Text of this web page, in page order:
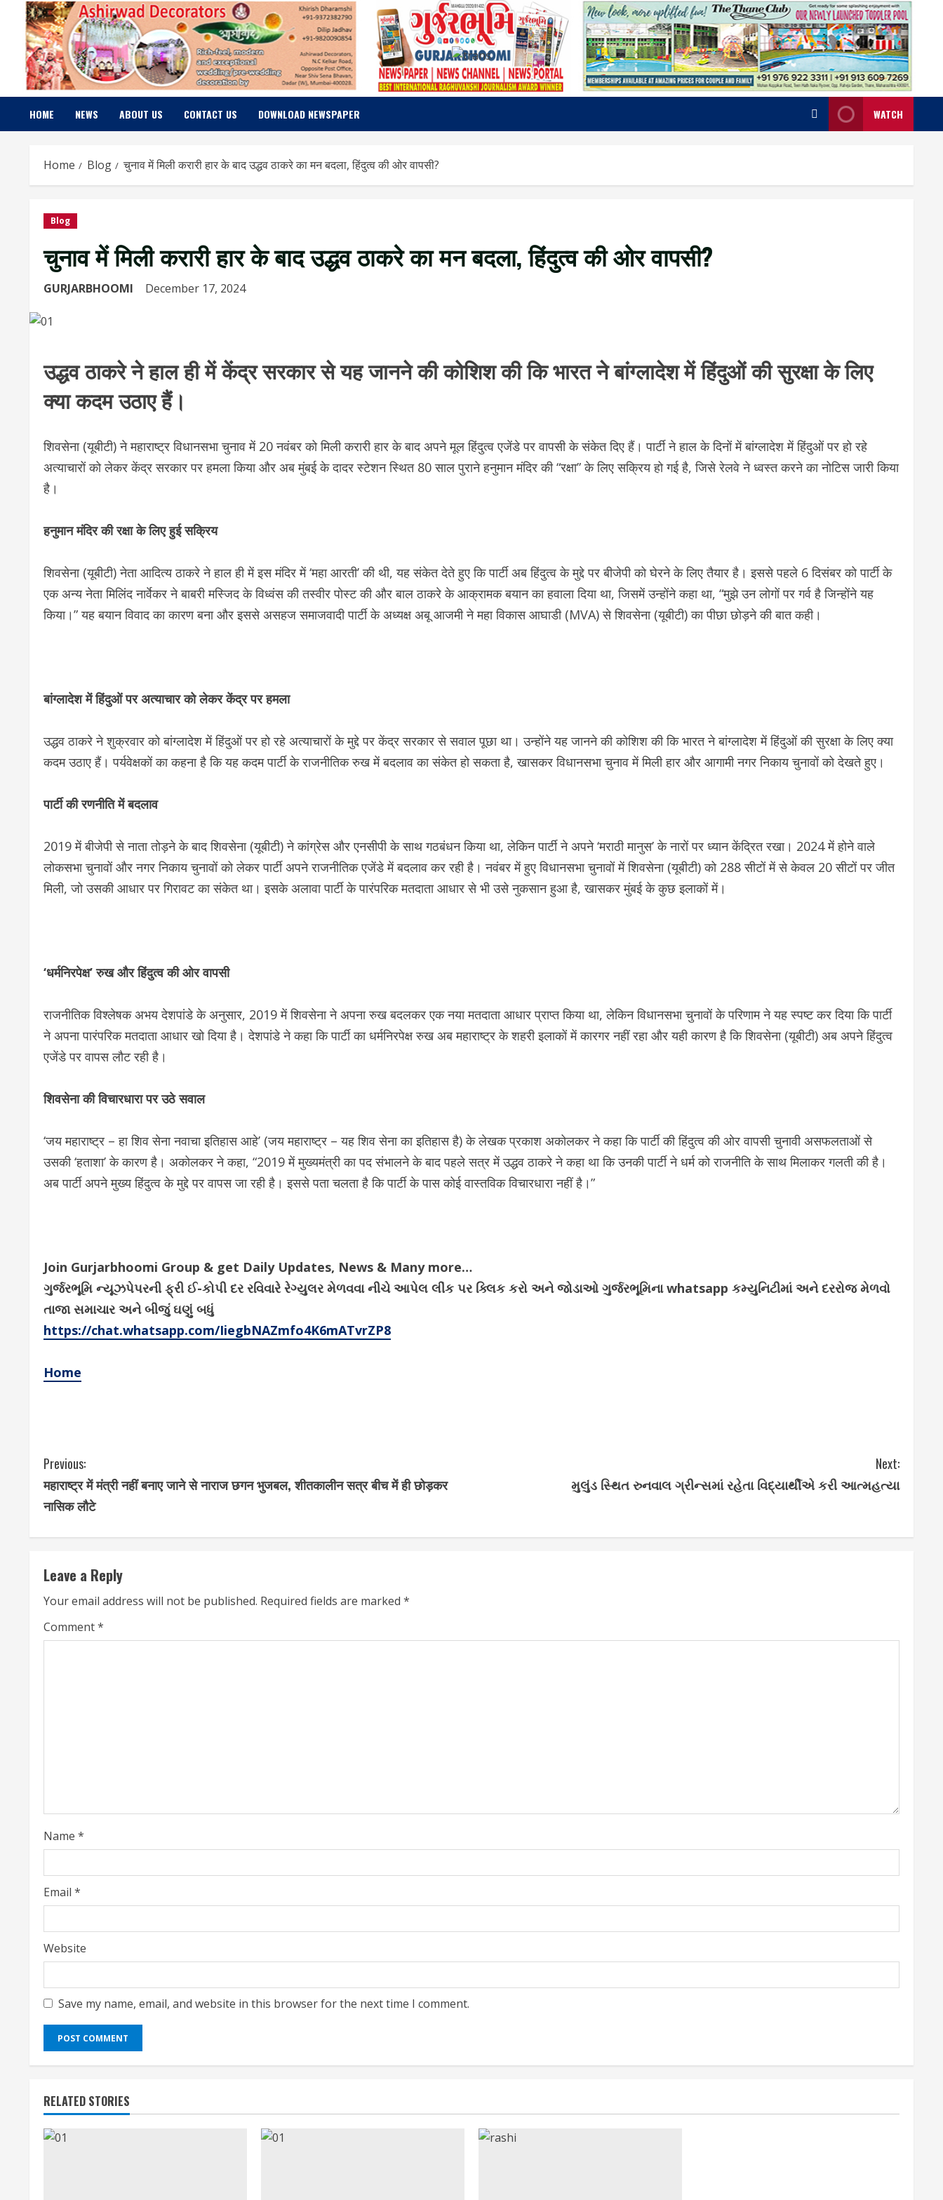
content
HOME NEWS ABOUT US CONTACT US DOWNLOAD NEWSPAPER WATCH
Home Blog चुनाव में मिली करारी हार के बाद उद्धव ठाकरे का मन बदला, हिंदुत्व की ओर वापसी?
Blog
चुनाव में मिली करारी हार के बाद उद्धव ठाकरे का मन बदला, हिंदुत्व की ओर वापसी?
GURJARBHOOMI December 17, 2024
उद्धव ठाकरे ने हाल ही में केंद्र सरकार से यह जानने की कोशिश की कि भारत ने बांग्लादेश में हिंदुओं की सुरक्षा के लिए
क्या कदम उठाए हैं।
शिवसेना (यूबीटी) ने महाराष्ट्र विधानसभा चुनाव में 20 नवंबर को मिली करारी हार के बाद अपने मूल हिंदुत्व एजेंडे पर वापसी के संकेत दिए हैं। पार्टी ने हाल के दिनों में बांग्लादेश में हिंदुओं पर हो रहे
अत्याचारों को लेकर केंद्र सरकार पर हमला किया और अब मुंबई के दादर स्टेशन स्थित 80 साल पुराने हनुमान मंदिर की “रक्षा” के लिए सक्रिय हो गई है, जिसे रेलवे ने ध्वस्त करने का नोटिस जारी किया
है।
हनुमान मंदिर की रक्षा के लिए हुई सक्रिय
शिवसेना (यूबीटी) नेता आदित्य ठाकरे ने हाल ही में इस मंदिर में ‘महा आरती’ की थी, यह संकेत देते हुए कि पार्टी अब हिंदुत्व के मुद्दे पर बीजेपी को घेरने के लिए तैयार है। इससे पहले 6 दिसंबर को पार्टी के
एक अन्य नेता मिलिंद नार्वेकर ने बाबरी मस्जिद के विध्वंस की तस्वीर पोस्ट की और बाल ठाकरे के आक्रामक बयान का हवाला दिया था, जिसमें उन्होंने कहा था, “मुझे उन लोगों पर गर्व है जिन्होंने यह
किया।” यह बयान विवाद का कारण बना और इससे असहज समाजवादी पार्टी के अध्यक्ष अबू आजमी ने महा विकास आघाडी (MVA) से शिवसेना (यूबीटी) का पीछा छोड़ने की बात कही।
बांग्लादेश में हिंदुओं पर अत्याचार को लेकर केंद्र पर हमला
उद्धव ठाकरे ने शुक्रवार को बांग्लादेश में हिंदुओं पर हो रहे अत्याचारों के मुद्दे पर केंद्र सरकार से सवाल पूछा था। उन्होंने यह जानने की कोशिश की कि भारत ने बांग्लादेश में हिंदुओं की सुरक्षा के लिए क्या
कदम उठाए हैं। पर्यवेक्षकों का कहना है कि यह कदम पार्टी के राजनीतिक रुख में बदलाव का संकेत हो सकता है, खासकर विधानसभा चुनाव में मिली हार और आगामी नगर निकाय चुनावों को देखते हुए।
पार्टी की रणनीति में बदलाव
2019 में बीजेपी से नाता तोड़ने के बाद शिवसेना (यूबीटी) ने कांग्रेस और एनसीपी के साथ गठबंधन किया था, लेकिन पार्टी ने अपने ‘मराठी मानुस’ के नारों पर ध्यान केंद्रित रखा। 2024 में होने वाले
लोकसभा चुनावों और नगर निकाय चुनावों को लेकर पार्टी अपने राजनीतिक एजेंडे में बदलाव कर रही है। नवंबर में हुए विधानसभा चुनावों में शिवसेना (यूबीटी) को 288 सीटों में से केवल 20 सीटों पर जीत
मिली, जो उसकी आधार पर गिरावट का संकेत था। इसके अलावा पार्टी के पारंपरिक मतदाता आधार से भी उसे नुकसान हुआ है, खासकर मुंबई के कुछ इलाकों में।
‘धर्मनिरपेक्ष’ रुख और हिंदुत्व की ओर वापसी
राजनीतिक विश्लेषक अभय देशपांडे के अनुसार, 2019 में शिवसेना ने अपना रुख बदलकर एक नया मतदाता आधार प्राप्त किया था, लेकिन विधानसभा चुनावों के परिणाम ने यह स्पष्ट कर दिया कि पार्टी
ने अपना पारंपरिक मतदाता आधार खो दिया है। देशपांडे ने कहा कि पार्टी का धर्मनिरपेक्ष रुख अब महाराष्ट्र के शहरी इलाकों में कारगर नहीं रहा और यही कारण है कि शिवसेना (यूबीटी) अब अपने हिंदुत्व
एजेंडे पर वापस लौट रही है।
शिवसेना की विचारधारा पर उठे सवाल
‘जय महाराष्ट्र – हा शिव सेना नवाचा इतिहास आहे’ (जय महाराष्ट्र – यह शिव सेना का इतिहास है) के लेखक प्रकाश अकोलकर ने कहा कि पार्टी की हिंदुत्व की ओर वापसी चुनावी असफलताओं से
उसकी ‘हताशा’ के कारण है। अकोलकर ने कहा, “2019 में मुख्यमंत्री का पद संभालने के बाद पहले सत्र में उद्धव ठाकरे ने कहा था कि उनकी पार्टी ने धर्म को राजनीति के साथ मिलाकर गलती की है।
अब पार्टी अपने मुख्य हिंदुत्व के मुद्दे पर वापस जा रही है। इससे पता चलता है कि पार्टी के पास कोई वास्तविक विचारधारा नहीं है।”
Join Gurjarbhoomi Group & get Daily Updates, News & Many more…
ગુર્જરભૂમિ ન્યૂઝપેપરની ફ્રી ઈ-કોપી દર રવિવારે રેગ્યુલર મેળવવા નીચે આપેલ લીંક પર ક્લિક કરો અને જોડાઓ ગુર્જરભૂમિના whatsapp કમ્યુનિટીમાં અને દરરોજ મેળવો
તાજા સમાચાર અને બીજું ઘણું બધું
https://chat.whatsapp.com/IiegbNAZmfo4K6mATvrZP8
Home
C
o
i
n
u
i
n
g
Previous:
महाराष्ट्र में मंत्री नहीं बनाए जाने से नाराज छगन भुजबल, शीतकालीन सत्र बीच में ही छोड़कर
नासिक लौटे
Next:
મુલુંડ સ્થિત રુનવાલ ગ્રીન્સમાં રહેતા વિદ્યાર્થીએ કરી આત્મહત્યા
Leave a Reply
Your email address will not be published. Required fields are marked *
Comment*
Name *
Email *
Website
Save my name, email, and website in this browser for the next time I comment.
RELATED STORIES